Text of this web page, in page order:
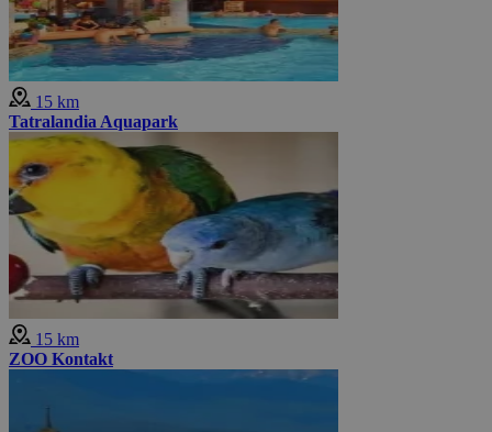
15 km
Tatralandia Aquapark
15 km
ZOO Kontakt